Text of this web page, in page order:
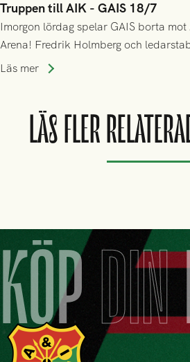
Truppen till AIK - GAIS 18/7
Imorgon lördag spelar GAIS borta
Arena! Fredrik Holmberg och
trupp till matchen:
Läs mer
LÄS FLER
KÖPDIN